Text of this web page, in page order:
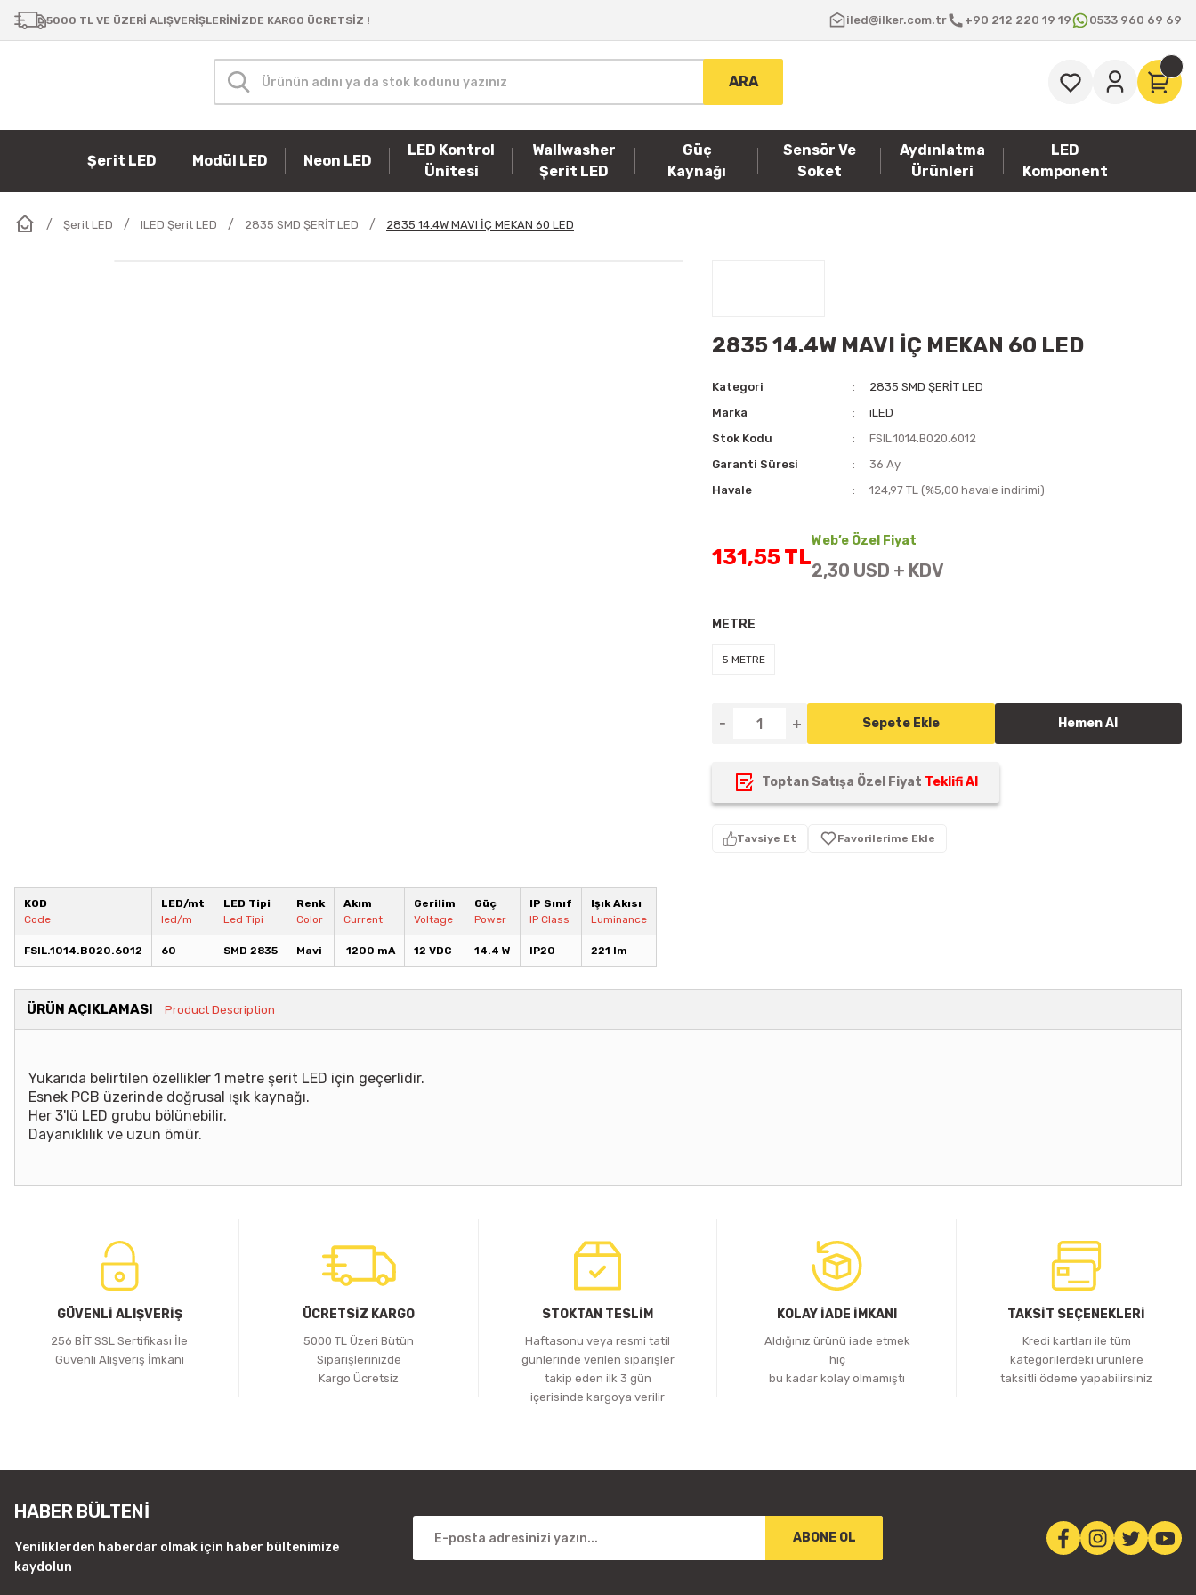
5000 TL VE ÜZERİ ALIŞVERİŞLERİNİZDE KARGO ÜCRETSİZ ! iled@ilker.com.tr +90 212 220 19 19 0533 960 69 69
ARA
Şerit LED Modül LED Neon LED
LED Kontrol
Ünitesi
Wallwasher
Şerit LED
Güç
Kaynağı
Sensör Ve
Soket
Aydınlatma
Ürünleri
LED
Komponent
Şerit LED ILED Şerit LED 2835 SMD ŞERİT LED 2835 14.4W MAVI İÇ MEKAN 60 LED
2835 14.4W MAVI İÇ MEKAN 60 LED
Kategori
2835 SMD ŞERİT LED
Marka
iLED
Stok Kodu
FSIL.1014.B020.6012
Garanti Süresi
36 Ay
Havale
124,97 TL (%5,00 havale indirimi)
131,55 TL
Web’e Özel Fiyat
2,30 USD + KDV
METRE
5 METRE
Sepete Ekle Hemen Al
Toptan Satışa Özel Fiyat Teklifi Al
Tavsiye Et
KOD
Code
LED/mt
led/m
LED Tipi
Led Tipi
Renk
Color
Akım
Current
Gerilim
Voltage
Güç
Power
IP Sınıf
IP Class
Işık Akısı
Luminance
FSIL.1014.B020.6012 60 SMD 2835 Mavi 1200 mA 12 VDC 14.4 W IP20 221 lm
ÜRÜN AÇIKLAMASI Product Description
Yukarıda belirtilen özellikler 1 metre şerit LED için geçerlidir.
Esnek PCB üzerinde doğrusal ışık kaynağı.
Her 3'lü LED grubu bölünebilir.
Dayanıklılık ve uzun ömür.
GÜVENLİ ALIŞVERİŞ
256 BİT SSL Sertifikası İle
Güvenli Alışveriş İmkanı
ÜCRETSİZ KARGO
5000 TL Üzeri Bütün
Siparişlerinizde
Kargo Ücretsiz
STOKTAN TESLİM
Haftasonu veya resmi tatil
günlerinde verilen siparişler
takip eden ilk 3 gün
içerisinde kargoya verilir
KOLAY İADE İMKANI
Aldığınız ürünü iade etmek
hiç
bu kadar kolay olmamıştı
TAKSİT SEÇENEKLERİ
Kredi kartları ile tüm
kategorilerdeki ürünlere
taksitli ödeme yapabilirsiniz
HABER BÜLTENİ
Yeniliklerden haberdar olmak için haber bültenimize
kaydolun
ABONE OL